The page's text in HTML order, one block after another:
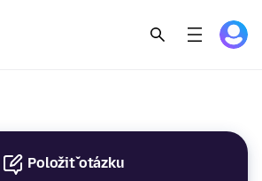
Položiť otázku